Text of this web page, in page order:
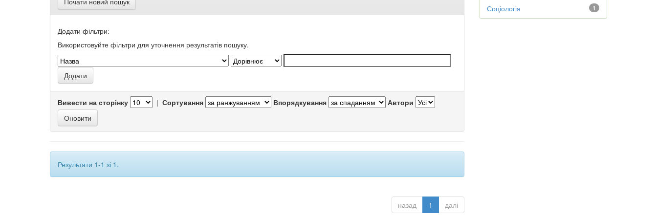
Додати фільтри:
Використовуйте фільтри для уточнення результатів пошуку.
Вивести на сторінку | Сортування Впорядкування Автори
Результати 1-1 зі 1.
назад 1 далі
1
Соціологія